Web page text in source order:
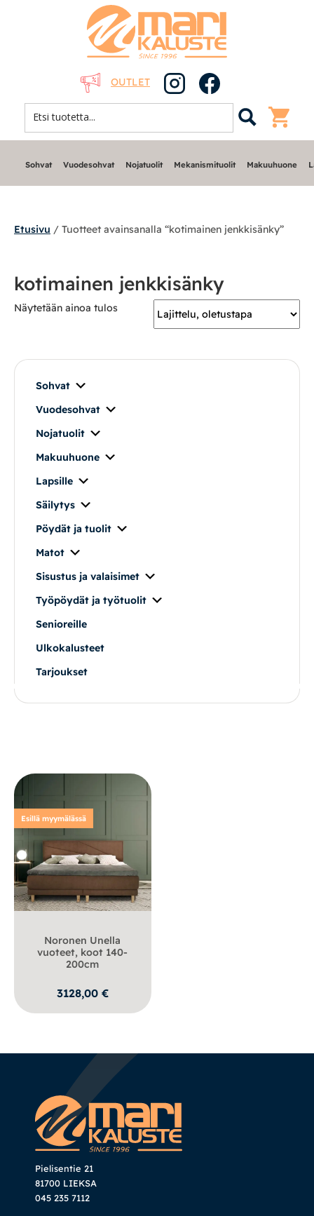
OUTLET
Nojatuolit
Makuuhuone
Säilytys
Työpöydät ja työtuolit
Matot
Ulkokalusteet
Vuodesohvat
Sohvat Vuodesohvat Nojatuolit Mekanismituolit Makuuhuone
Etusivu / Tuotteet avainsanalla “kotimainen jenkkisänky”
kotimainen jenkkisänky
Näytetään ainoa tulos
Sohvat
Vuodesohvat
Nojatuolit
Makuuhuone
Lapsille
Säilytys
Pöydät ja tuolit
Matot
Sisustus ja valaisimet
Työpöydät ja työtuolit
Senioreille
Ulkokalusteet
Tarjoukset
Esillä myymälässä
Noronen Unella
vuoteet, koot 140-
200cm
3128,00 €
Pielisentie 21
81700 LIEKSA
045 235 7112